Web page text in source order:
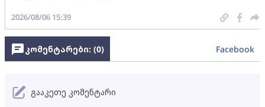
2026/08/06 15:39
კომენტარები: (0) Facebook
გააკეთე კომენტარი